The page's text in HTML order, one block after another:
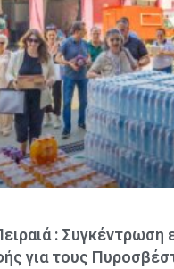
: Συγκέντρωση
για τους